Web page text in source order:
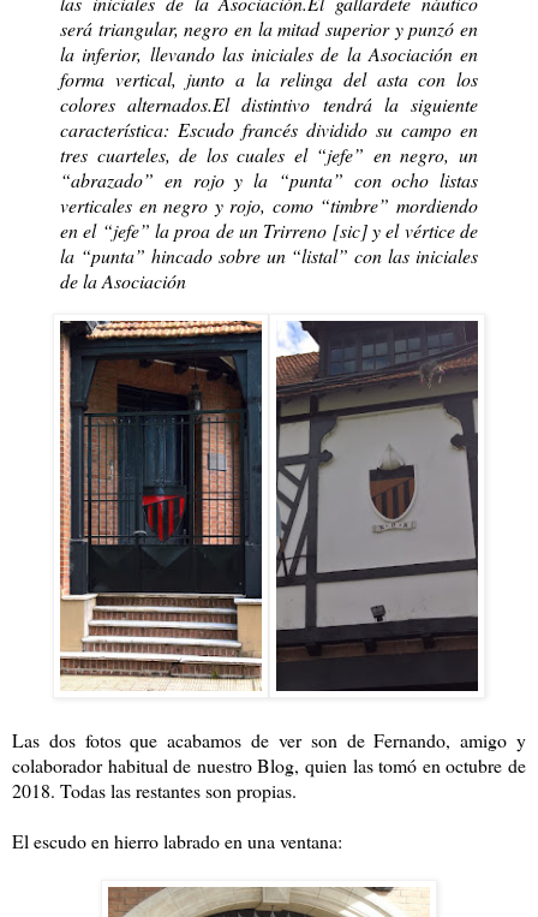
será triangular, negro en la mitad superior y punzó en
la inferior, llevando las iniciales de la Asociación en
forma vertical, junto a la relinga del asta con los
colores alternados.El distintivo tendrá la siguiente
característica: Escudo francés dividido su campo en
tres cuarteles, de los cuales el “jefe” en negro, un
“abrazado” en rojo y la “punta” con ocho listas
verticales en negro y rojo, como “timbre” mordiendo
en el “jefe” la proa de un Trirreno [sic] y el vértice de
la “punta” hincado sobre un “listal” con las iniciales
de la Asociación
Las dos fotos que acabamos de ver son de Fernando, amigo y
colaborador habitual de nuestro Blog, quien las tomó en octubre de
2018. Todas las restantes son propias.
El escudo en hierro labrado en una ventana: